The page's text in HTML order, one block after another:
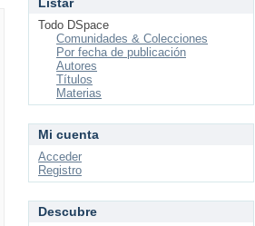
Todo DSpace
Comunidades & Colecciones
Por fecha de publicación
Autores
Títulos
Materias
Mi cuenta
Acceder
Registro
Descubre